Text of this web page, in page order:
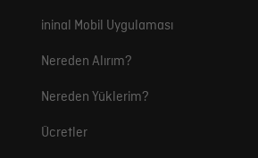
ininal Mobil Uygulaması
Nereden Alırım?
Nereden Yüklerim?
Ücretler